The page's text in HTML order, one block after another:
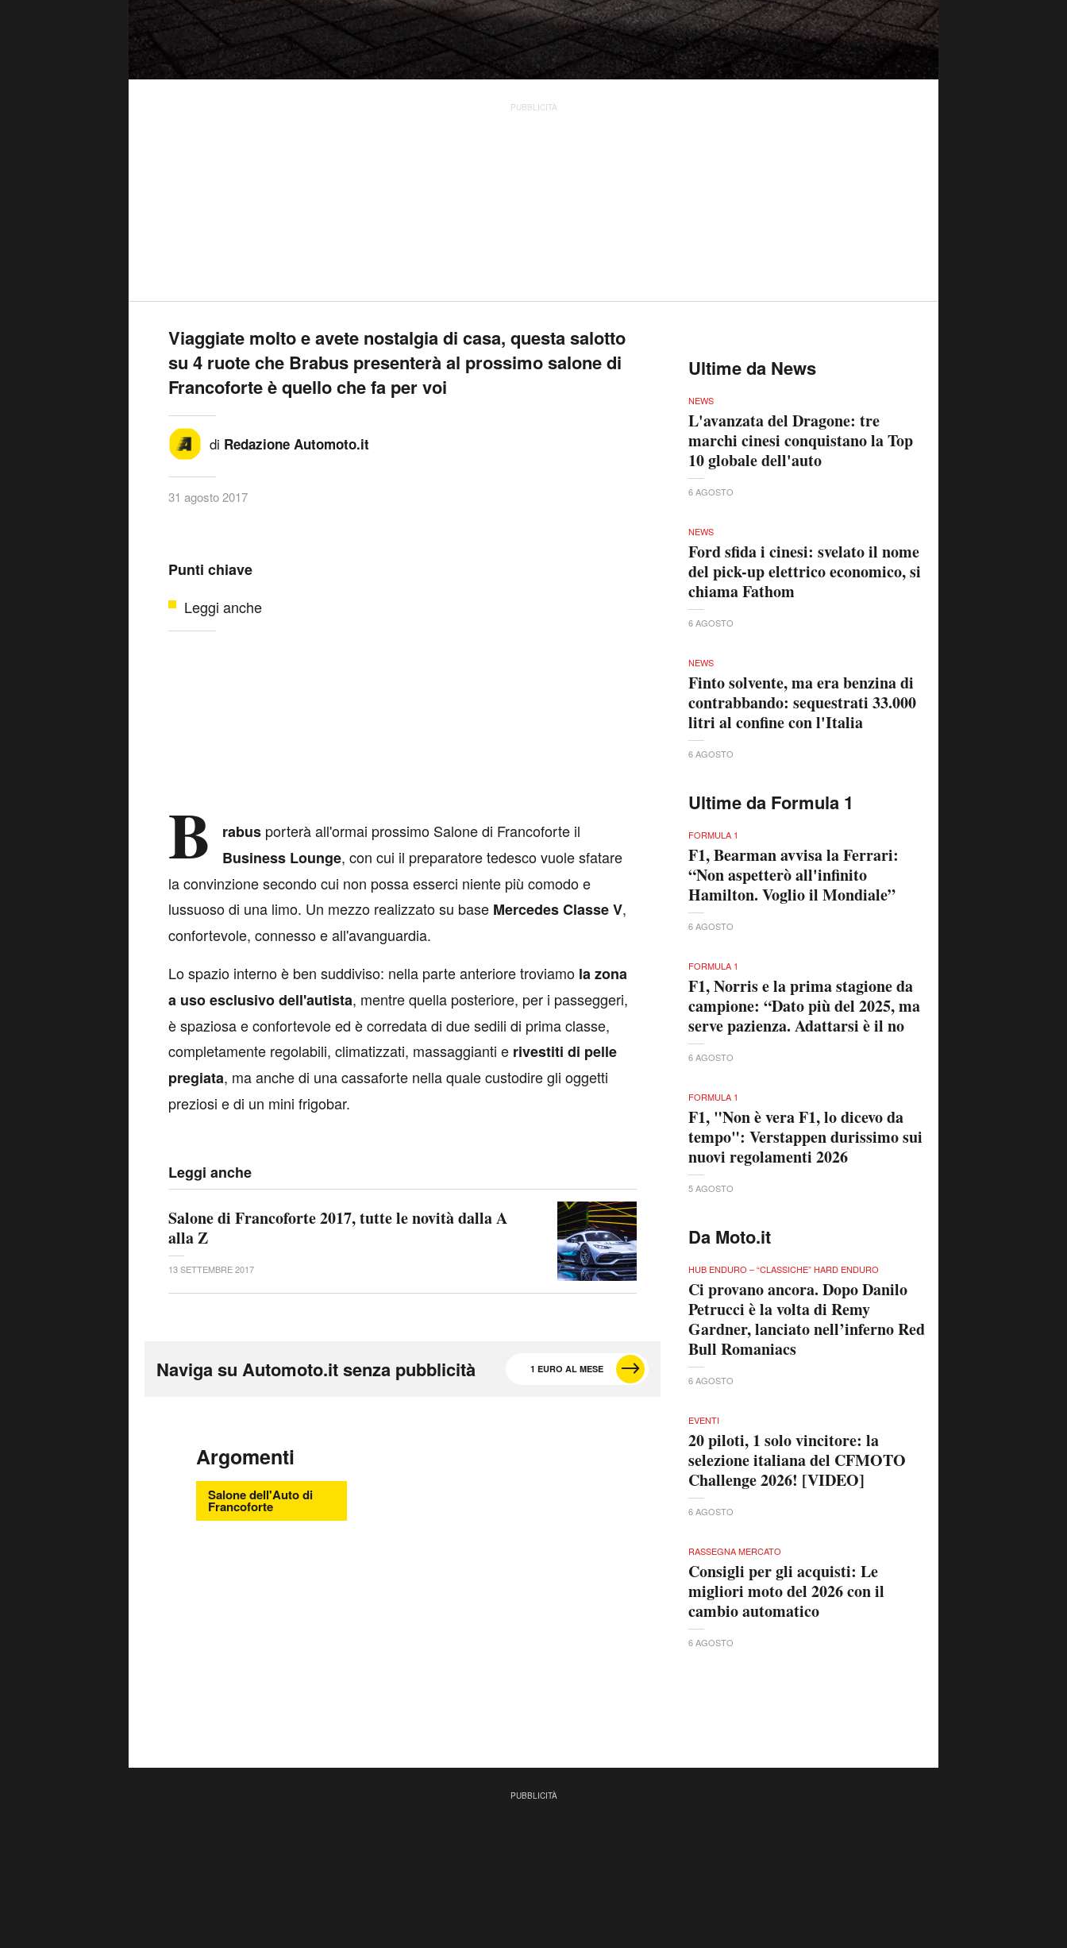
PUBBLICITÀ
Viaggiate molto e avete nostalgia di casa, questa salotto
su 4 ruote che Brabus presenterà al prossimo salone di
Francoforte è quello che fa per voi
di Redazione Automoto.it
31 agosto 2017
Punti chiave
Leggi anche
B rabus porterà all'ormai prossimo Salone di Francoforte il
Business Lounge, con cui il preparatore tedesco vuole sfatare
la convinzione secondo cui non possa esserci niente più comodo e
lussuoso di una limo. Un mezzo realizzato su base Mercedes Classe V,
confortevole, connesso e all'avanguardia.
Lo spazio interno è ben suddiviso: nella parte anteriore troviamo la zona
a uso esclusivo dell'autista, mentre quella posteriore, per i passeggeri,
è spaziosa e confortevole ed è corredata di due sedili di prima classe,
completamente regolabili, climatizzati, massaggianti e rivestiti di pelle
pregiata, ma anche di una cassaforte nella quale custodire gli oggetti
preziosi e di un mini frigobar.
Leggi anche
Salone di Francoforte 2017, tutte le novità dalla A
alla Z
13 SETTEMBRE 2017
Naviga su Automoto.it senza pubblicità 1 EURO AL MESE
Argomenti
Salone dell'Auto di
Francoforte
Ultime da News
NEWS
L'avanzata del Dragone: tre
marchi cinesi conquistano la Top
10 globale dell'auto
6 AGOSTO
NEWS
Ford sfida i cinesi: svelato il nome
del pick-up elettrico economico, si
chiama Fathom
6 AGOSTO
NEWS
Finto solvente, ma era benzina di
contrabbando: sequestrati 33.000
litri al confine con l'Italia
6 AGOSTO
Ultime da Formula 1
FORMULA 1
F1, Bearman avvisa la Ferrari:
“Non aspetterò all'infinito
Hamilton. Voglio il Mondiale”
6 AGOSTO
FORMULA 1
F1, Norris e la prima stagione da
campione: “Dato più del 2025, ma
serve pazienza. Adattarsi è il no
6 AGOSTO
FORMULA 1
F1, "Non è vera F1, lo dicevo da
tempo": Verstappen durissimo sui
nuovi regolamenti 2026
5 AGOSTO
Da Moto.it
HUB ENDURO – “CLASSICHE” HARD ENDURO
Ci provano ancora. Dopo Danilo
Petrucci è la volta di Remy
Gardner, lanciato nell’inferno Red
Bull Romaniacs
6 AGOSTO
EVENTI
20 piloti, 1 solo vincitore: la
selezione italiana del CFMOTO
Challenge 2026! [VIDEO]
6 AGOSTO
RASSEGNA MERCATO
Consigli per gli acquisti: Le
migliori moto del 2026 con il
cambio automatico
6 AGOSTO
PUBBLICITÀ